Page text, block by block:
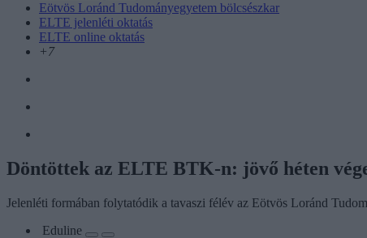
Eötvös Loránd Tudományegyetem bölcsészkar
ELTE jelenléti oktatás
ELTE online oktatás
+7
Döntöttek az ELTE BTK-n: jövő héten
Jelenléti formában folytatódik a tavaszi félév az Eötvös Loránd
Eduline